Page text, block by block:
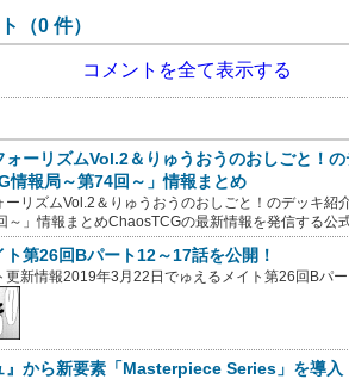
（0 件）
コメントを全て表示する
ォーリズムVol.2＆りゅうおうのおしごと！
情報局～第74回～」情報まとめ
ーリズムVol.2＆りゅうおうのおしごと！のデッキ紹
～」情報まとめChaosTCGの最新情報を発信する公
第26回Bパート12～17話を公開！
更新情報2019年3月22日でゅえるメイト第26回Bパ
』から新要素「Masterpiece Series」を導入